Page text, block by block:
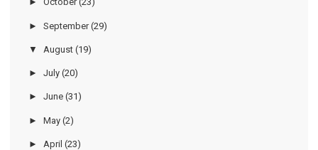
► September (29)
▼ August (19)
► July (20)
► June (31)
► May (2)
► April (23)